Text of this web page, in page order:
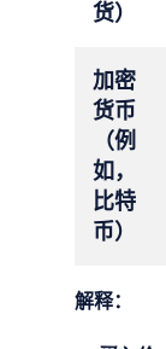
货）
加密
货币
（例
如，
比特
币）
解释：